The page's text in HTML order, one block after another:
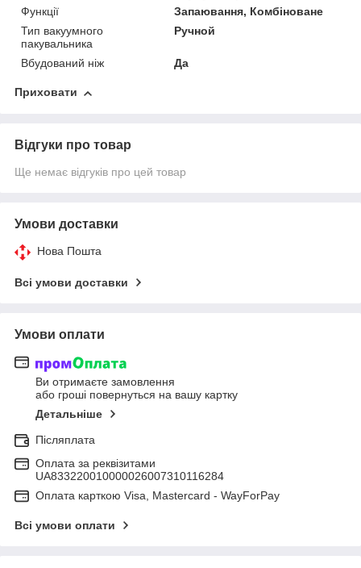
Функції
Запаювання, Комбіноване
Тип вакуумного
пакувальника
Ручной
Вбудований ніж Да
Приховати
Відгуки про товар
Ще немає відгуків про цей товар
Умови доставки
Нова Пошта
Всі умови доставки
Умови оплати
Ви отримаєте замовлення
або гроші повернуться на вашу картку
Детальніше
Післяплата
Оплата за реквізитами
UA833220010000026007310116284
Оплата карткою Visa, Mastercard - WayForPay
Всі умови оплати